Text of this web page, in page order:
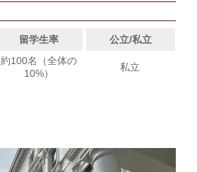
留学生率
公立/私立
約100名（全体の
10%）
私立